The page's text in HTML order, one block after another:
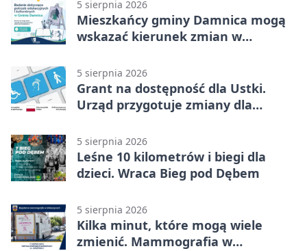
5 sierpnia 2026
Mieszkańcy gminy Damnica mogą
wskazać kierunek zmian w
5 sierpnia 2026
Grant na dostępność dla Ustki.
Urząd przygotuje zmiany dla
5 sierpnia 2026
Leśne 10 kilometrów i biegi dla
dzieci. Wraca Bieg pod Dębem
5 sierpnia 2026
Kilka minut, które mogą wiele
zmienić. Mammografia w